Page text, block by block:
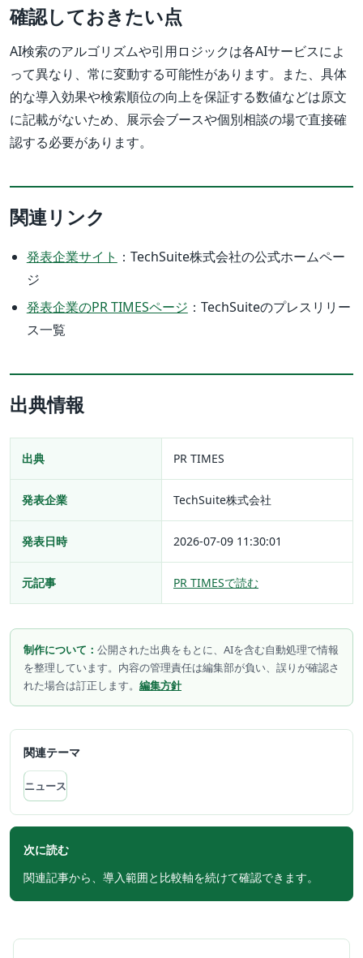
確認しておきたい点
AI検索のアルゴリズムや引用ロジックは各AIサービスによ
って異なり、常に変動する可能性があります。また、具体
的な導入効果や検索順位の向上を保証する数値などは原文
に記載がないため、展示会ブースや個別相談の場で直接確
認する必要があります。
関連リンク
発表企業サイト ：TechSuite株式会社の公式ホームペー
ジ
発表企業のPR TIMESページ ：TechSuiteのプレスリリー
ス一覧
出典情報
出典 PR TIMES
発表企業 TechSuite株式会社
発表日時 2026-07-09 11:30:01
元記事 PR TIMESで読む
制作について： 公開された出典をもとに、AIを含む自動処理で情報
を整理しています。内容の管理責任は編集部が負い、誤りが確認さ
れた場合は訂正します。 編集方針
関連テーマ
ニュース
次に読む
関連記事から、導入範囲と比較軸を続けて確認できます。